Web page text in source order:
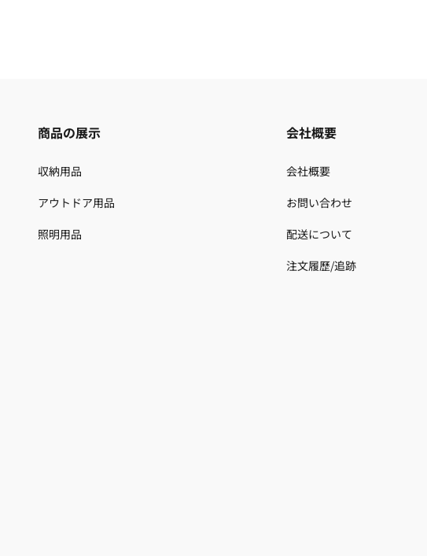
商品の展示
収納用品
アウトドア用品
照明用品
会社概要
会社概要
お問い合わせ
配送について
注文履歷/追跡